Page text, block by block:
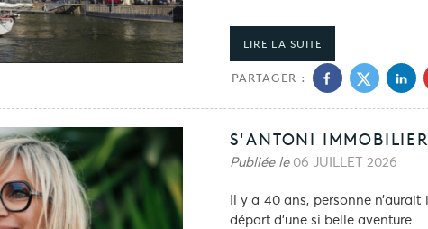
LIRE LA SUITE
PARTAGER :
S'ANTONI
Publiée le 06 JUILLET 2026
Il y a 40 ans, personne
départ d’une si belle aventure.